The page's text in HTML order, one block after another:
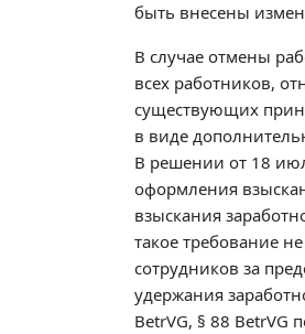
быть внесены
В случае отмены
всех работников,
существующих
в виде
В решении от 18
оформления
взыскания
такое требование
сотрудников за
удержания
BetrVG, § 88 BetrVG